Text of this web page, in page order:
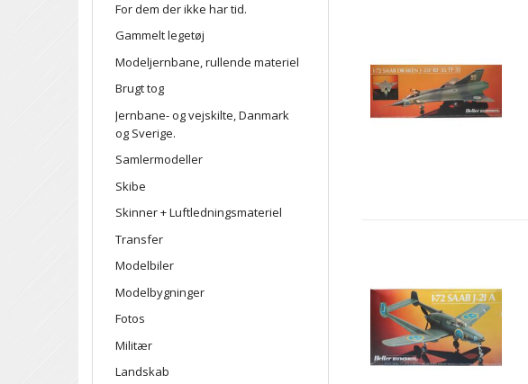
For dem der ikke har tid.
Gammelt legetøj
Modeljernbane, rullende materiel
Brugt tog
Jernbane- og vejskilte, Danmark
og Sverige.
Samlermodeller
Skibe
Skinner + Luftledningsmateriel
Transfer
Modelbiler
Modelbygninger
Fotos
Militær
Landskab